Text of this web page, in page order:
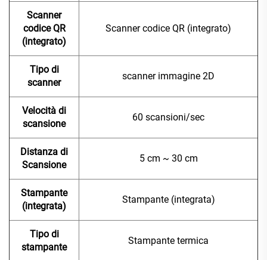
Scanner
codice QR
(integrato)
Scanner codice QR (integrato)
Tipo di
scanner
scanner immagine 2D
Velocità di
scansione
60 scansioni/sec
Distanza di
Scansione
5 cm ~ 30 cm
Stampante
(integrata)
Stampante (integrata)
Tipo di
stampante
Stampante termica